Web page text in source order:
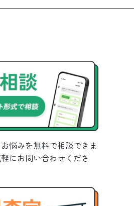
悩みを無料で相談できま
にお問い合わせくださ